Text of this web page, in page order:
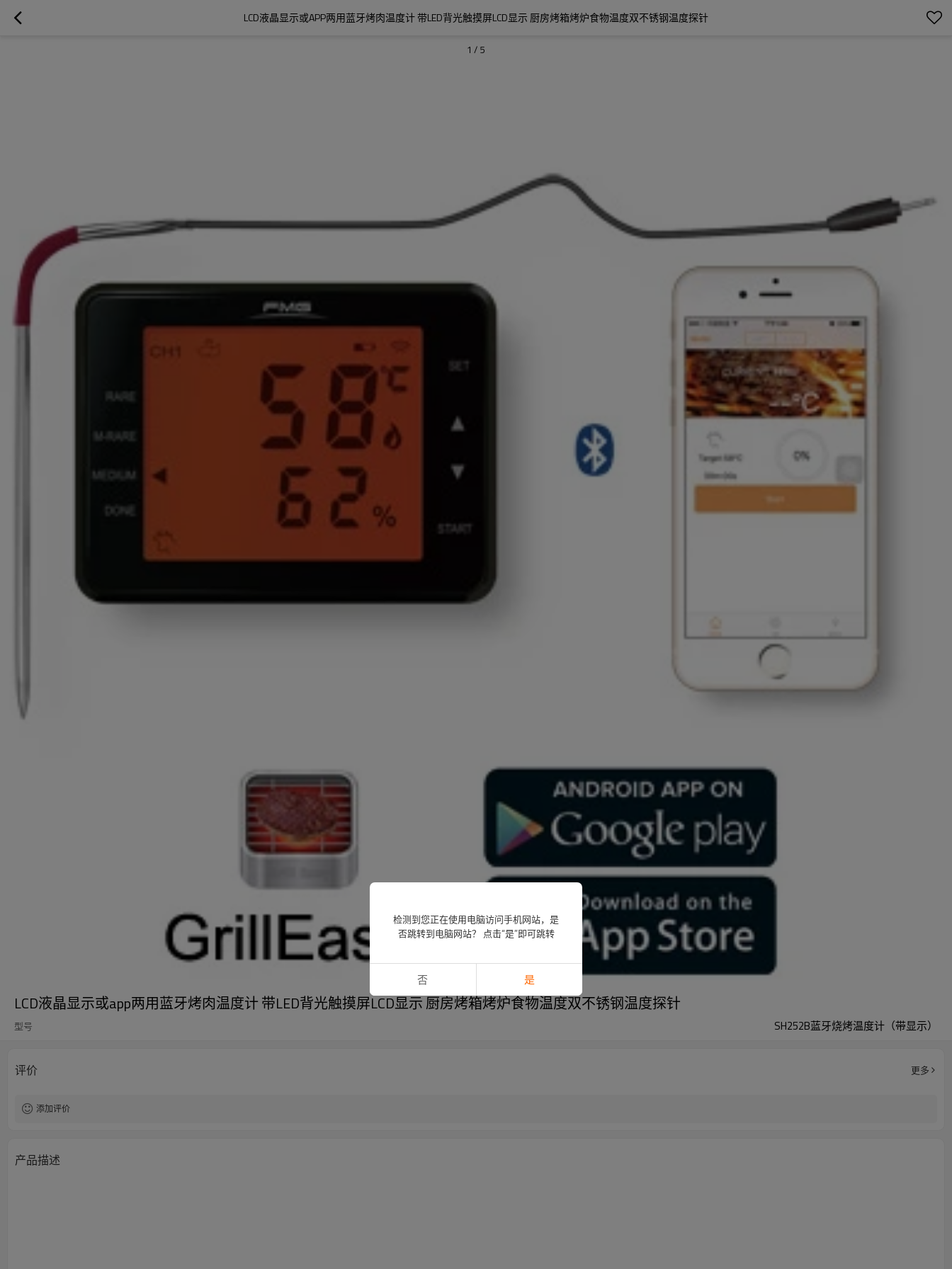
LCD液晶显示或APP两用蓝牙烤肉温度计 带LED背光触摸屏LCD显示 厨房烤箱烤炉食物温度双不锈钢温度探针
1 / 5
LCD液晶显示或app两用蓝牙烤肉温度计 带LED背光触摸屏LCD显示 厨房烤箱烤炉食物温度双不锈钢温度探针
型号 SH252B蓝牙烧烤温度计（带显示）
评价 更多
添加评价
产品描述
检测到您正在使用电脑访问手机网站，是
否跳转到电脑网站？ 点击“是”即可跳转
否 是